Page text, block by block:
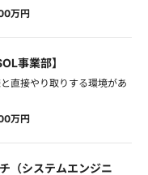
万円
事業部】
直接やり取りする環境があ
万円
（システムエンジニ